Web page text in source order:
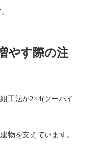
やす際の注
工法か2×4(ツーバイ
物を支えています。